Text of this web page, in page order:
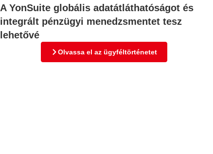
A YonSuite globális adatátláthatóságot és
integrált pénzügyi menedzsmentet tesz
lehetővé
Olvassa el az ügyféltörténetet